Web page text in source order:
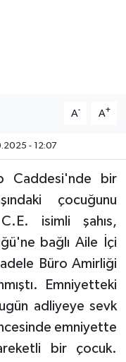
A- A+
- 12:07
Caddesi'nde bir
çocuğunu
isimli şahıs,
bağlı Aile İçi
Büro Amirliği
Emniyetteki
adliyeye sevk
emniyette
bir çocuk.